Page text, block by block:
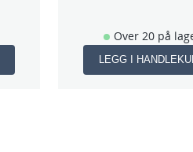
Over 20 på
LEGG I